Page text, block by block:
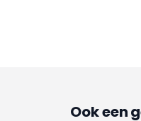
Ook een